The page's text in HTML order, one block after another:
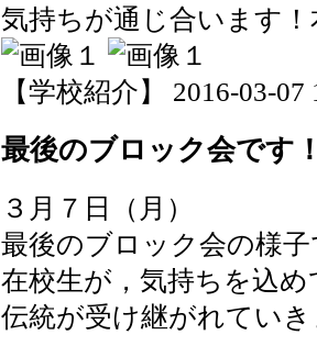
気持ちが通じ合います
【学校紹介】 2016-03-07
最後のブロック会です
３月７日（月）
最後のブロック会の様
在校生が，気持ちを込
伝統が受け継がれてい